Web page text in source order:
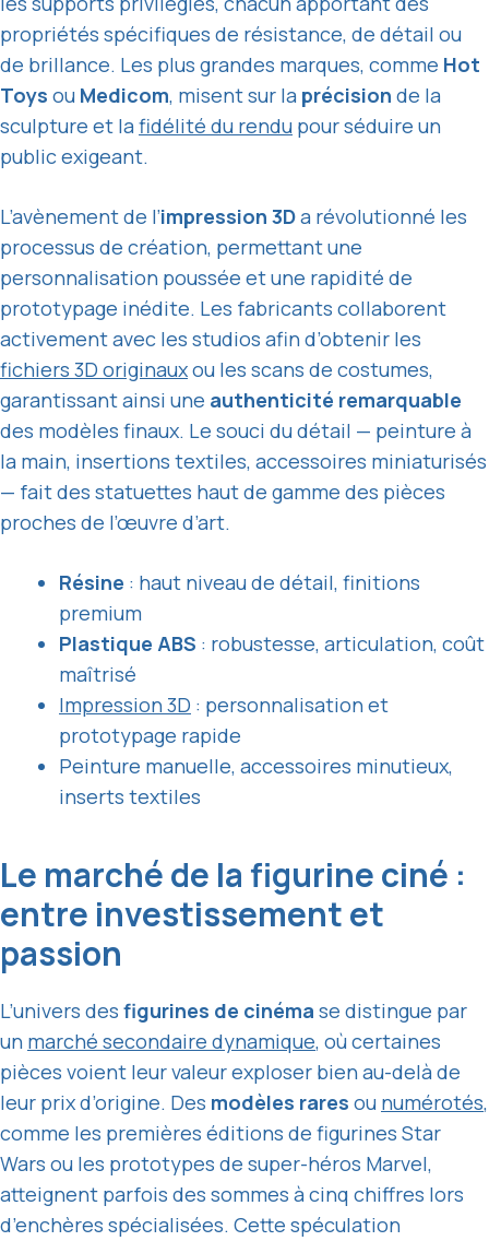
propriétés spécifiques de résistance, de détail ou
de brillance. Les plus grandes marques, comme Hot
Toys ou Medicom, misent sur la précision de la
sculpture et lafidélité du rendu pour séduire un
public exigeant.
L’avènement de l’impression 3Da révolutionné les
processus de création, permettant une
personnalisation poussée et une rapidité de
prototypage inédite. Les fabricants collaborent
activement avec les studios afin d’obtenir les
fichiers 3D originauxou les scans de costumes,
garantissant ainsi une authenticité remarquable
des modèles finaux. Le souci du détail — peinture à
la main, insertions textiles, accessoires miniaturisés
— fait des statuettes haut de gamme des pièces
proches de l’œuvre d’art.
Résine : haut niveau de détail, finitions
premium
Plastique ABS : robustesse, articulation, coût
maîtrisé
Impression 3D : personnalisation et
prototypage rapide
Peinture manuelle, accessoires minutieux,
inserts textiles
Le marché de la figurine ciné :
entre investissement et
passion
L’univers des figurines de cinéma se distingue par
un marché secondaire dynamique, où certaines
pièces voient leur valeur exploser bien au-delà de
leur prix d’origine. Des modèles rares ou numérotés,
comme les premières éditions de figurines Star
Wars ou les prototypes de super-héros Marvel,
atteignent parfois des sommes à cinq chiffres lors
d’enchères spécialisées. Cette spéculation